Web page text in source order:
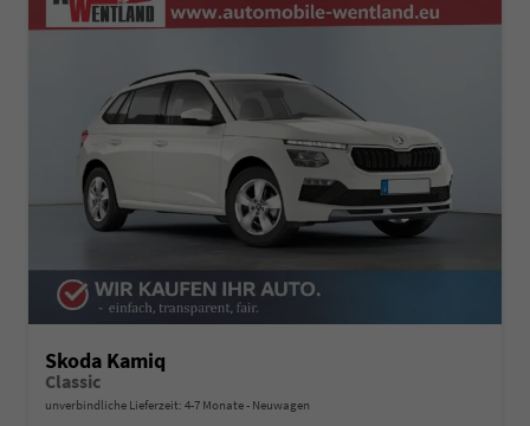
Skoda Kamiq
Classic
unverbindliche Lieferzeit: 4-7 Monate Neuwagen